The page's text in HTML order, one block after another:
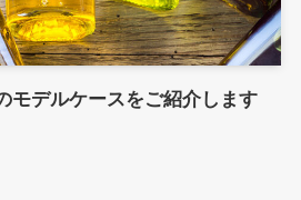
モデルケースをご紹介します